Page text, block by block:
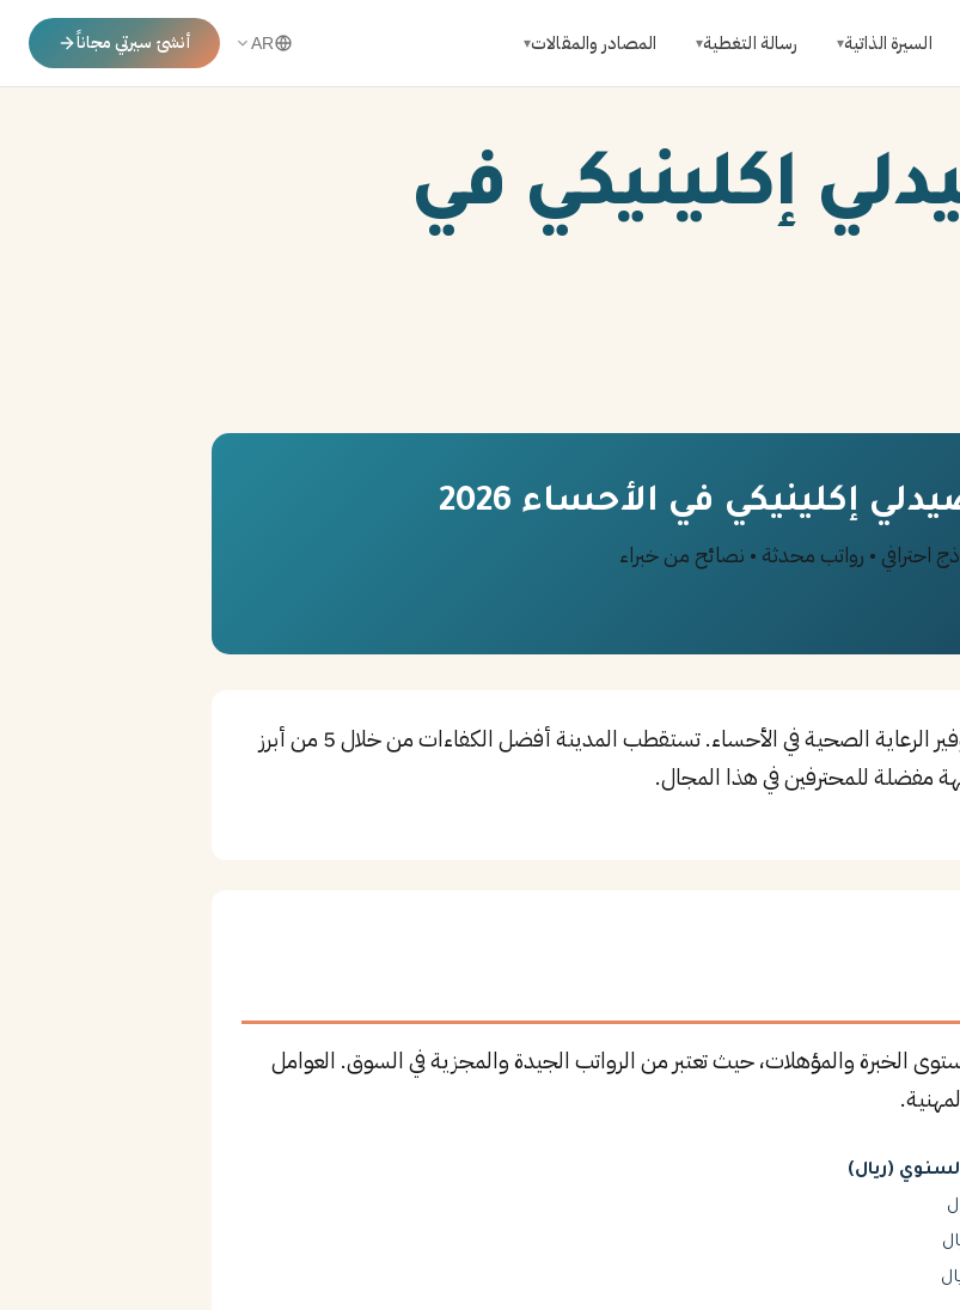
السيرة الذاتية▾ رسالة التغطية▾ المصادر والمقالات▾
AR أنشئ سيرتي مجاناً
إكلينيكي في
إكلينيكي في الأحساء 2026
احترافي • رواتب محدثة • نصائح من خبراء
صيدلي إكلينيكي هو أحد التخصصات الأساسية لتوفير الرعاية الصحية في الأحساء. تستقطب المدينة أفضل الكفاءات من خلال 5 من أبرز
مفضلة للمحترفين في هذا المجال.
الخبرة والمؤهلات، حيث تعتبر من الرواتب الجيدة والمجزية في السوق. العوامل
(ريال)